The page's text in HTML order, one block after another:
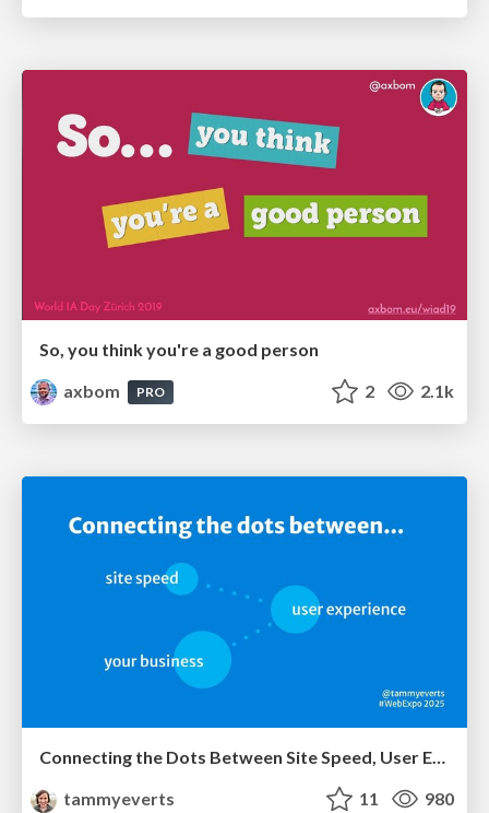
So, you think you're a good person
axbom
PRO 2 2.1k
tammyeverts
11 980